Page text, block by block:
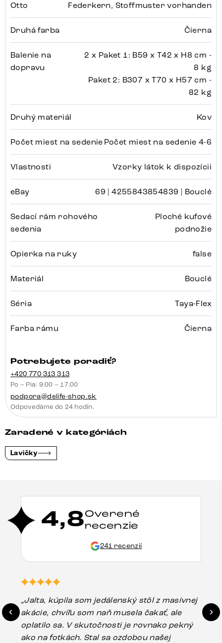
Otto Federkern, Stoffmuster vorhanden
Druhá farba Čierna
Balenie na
dopravu
2 x Paket 1: B59 x T42 x H8 cm -
8 kg
Paket 2: B307 x T70 x H57 cm -
82 kg
Druhý materiál Kov
Počet miest na sedenie Počet miest na sedenie 4-6
Vlastnosti Vzorky látok k dispozícii
eBay 69 | 4255843854839 | Bouclé
Sedací rám rohového
sedenia
Ploché kufové
podnožie
Opierka na ruky false
Materiál Bouclé
Séria Taya-Flex
Farba rámu Čierna
Potrebujete poradiť?
+420 770 313 313
Po – Pia: 9:00 – 17:00
podpora@delife-shop.sk
Odpovedáme do 24 hodín.
Zaradené v kategóriách
Lavičky
4,8Overené
recenzie
241 recenzií
„Jalta, kúpila som jedálenský stôl z masívnej
akácie, chvíľu som naň musela čakať, ale
oplatilo sa. V skutočnosti je rovnako pekný
ako na fotkách. Stal sa ozdobou našej